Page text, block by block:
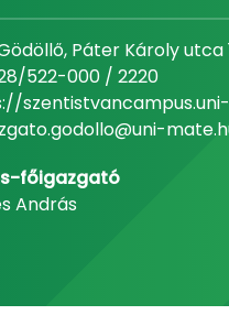
Páter Károly utca
522-000 / 2220
főigazgató
András